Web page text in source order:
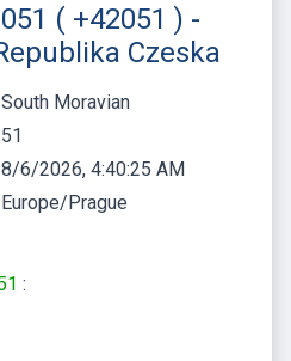
( +42051 ) -
Czeska
South Moravian
51
8/6/2026, 4:40:26 AM
Europe/Prague
: